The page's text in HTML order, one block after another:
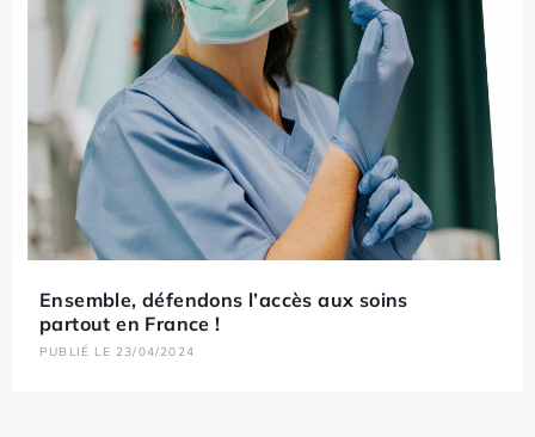
Ensemble, défendons l’accès aux soins
partout en France !
PUBLIÉ LE 23/04/2024